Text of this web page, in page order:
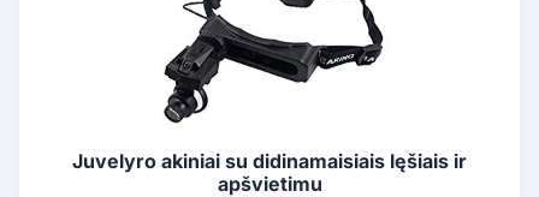
Juvelyro akiniai su didinamaisiais lęšiais ir
apšvietimu